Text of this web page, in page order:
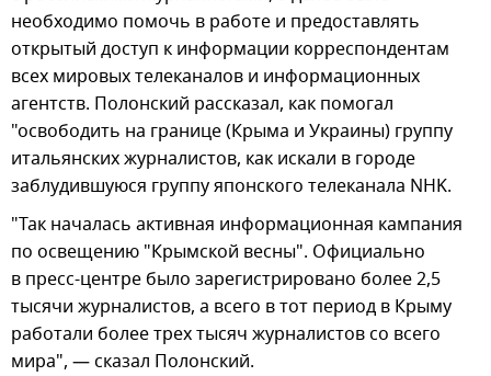
необходимо помочь в работе и предоставлять
открытый доступ к информации корреспондентам
всех мировых телеканалов и информационных
агентств. Полонский рассказал, как помогал
"освободить на границе (Крыма и Украины) группу
итальянских журналистов, как искали в городе
заблудившуюся группу японского телеканала NHK.
"Так началась активная информационная кампания
по освещению "Крымской весны". Официально
в пресс-центре было зарегистрировано более 2,5
тысячи журналистов, а всего в тот период в Крыму
работали более трех тысяч журналистов со всего
мира", — сказал Полонский.